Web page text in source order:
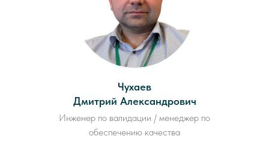
Чухаев
Дмитрий Александрович
Инженер по валидации / менеджер по
обеспечению качества